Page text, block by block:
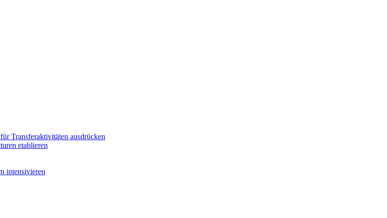
Transferaktivitäten ausdrücken
etablieren
intensivieren